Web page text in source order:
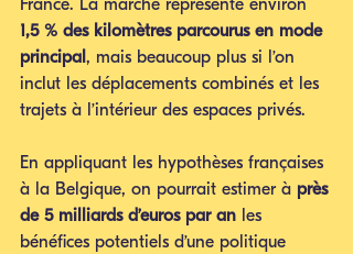
France. La marche représente environ
1,5 % des kilomètres parcourus en mode
principal , mais beaucoup plus si l’on
inclut les déplacements combinés et les
trajets à l’intérieur des espaces privés.
En appliquant les hypothèses françaises
à la Belgique, on pourrait estimer à près
de 5 milliards d’euros par an les
bénéfices potentiels d’une politique